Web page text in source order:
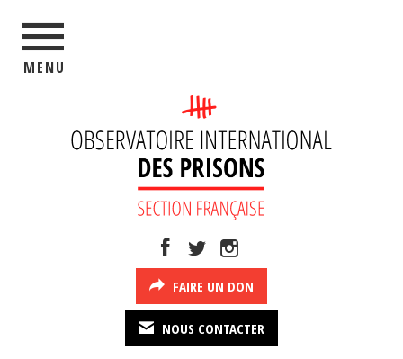
MENU
FAIRE UN DON
NOUS CONTACTER